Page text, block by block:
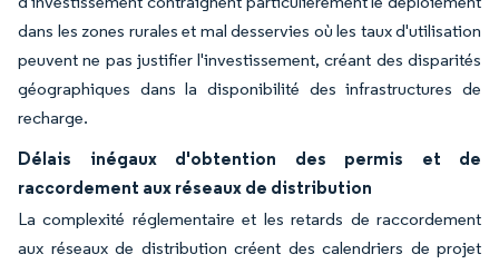
dans les zones rurales et mal desservies où les taux d'utilisation
peuvent ne pas justifier l'investissement, créant des disparités
géographiques dans la disponibilité des infrastructures de
recharge.
Délais inégaux d'obtention des permis et de
raccordement aux réseaux de distribution
La complexité réglementaire et les retards de raccordement
aux réseaux de distribution créent des calendriers de projet